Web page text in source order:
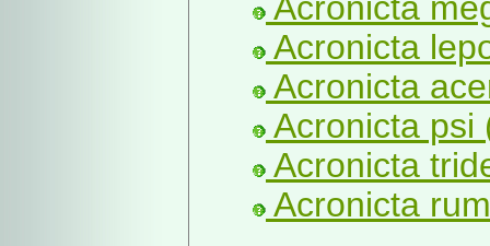
Acronicta
Acronicta
Acronicta
Acronicta psi
Acronicta
Acronicta